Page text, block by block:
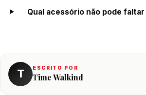
Qual acessório não pode
T ESCRITO POR
Time Walkind